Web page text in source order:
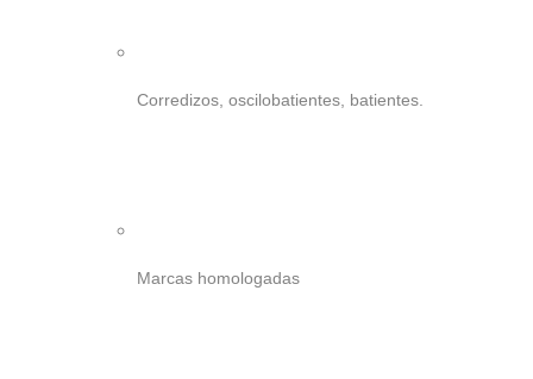
Corredizos, oscilobatientes, batientes.
Marcas homologadas